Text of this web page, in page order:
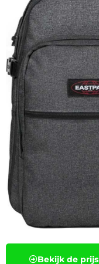
Bekijk de prijs